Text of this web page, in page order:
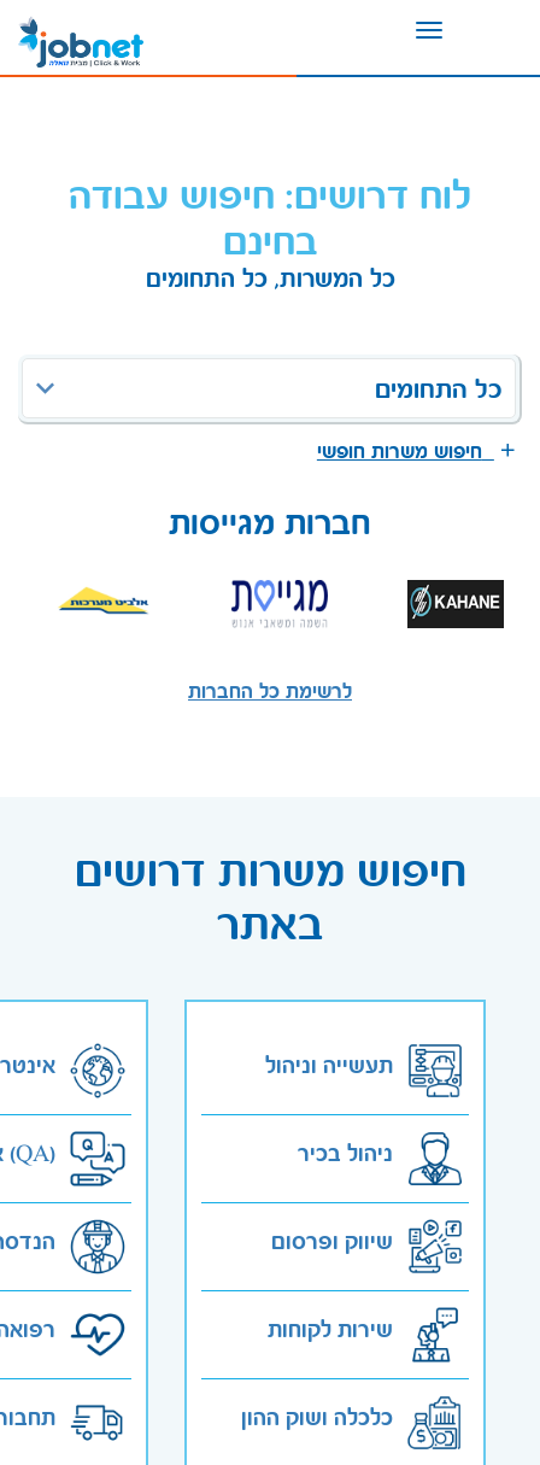
Toggle
לוח דרושים: חיפוש עבודה
בחינם
כל המשרות, כל התחומים
כל התחומים
חיפוש משרות חופשי
חברות מגייסות
לרשימת כל החברות
חיפוש משרות דרושים
באתר
תעשייה וניהול
ניהול בכיר
שיווק ופרסום
שירות לקוחות
כלכלה ושוק ההון
אבטחת איכות (QA)